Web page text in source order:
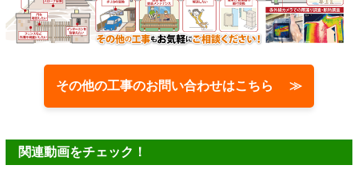
その他の工事のお問い合わせはこちら ≫
関連動画をチェック！